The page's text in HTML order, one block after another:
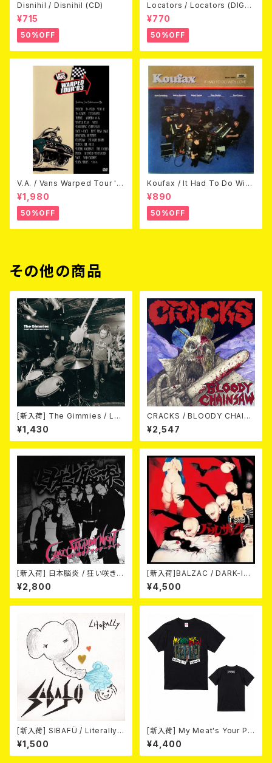
Disnihil / Disnihil (CD)
¥715
50%OFF
Locators / Locators (DIGPA
CK CD)
¥770
50%OFF
V.A. / Vans Warped Tour '0
3 (DVD)
¥1,980
50%OFF
Koufax / It Had To Do With
Love (CD)
¥890
50%OFF
その他の商品
[新入荷] The Gimmies / Los
t Last Recordings (7")
¥1,430
CRACKS / BLOODY CHAIN
SAW (CD)
¥2,547
[新入荷] 日本脳炎 / 狂い咲きサ
タデーナイト(CD)
¥2,800
[新入荷]BALZAC / DARK-IS
M -20th Anniversary Comp
ilation- (2CD)
¥4,500
[新入荷] SIBAFÜ / Literally
(7"EP)
¥1,500
[新入荷] My Meat's Your Po
ison -あんたにゃ毒でもオイラ
にゃ薬- / BLACK T-shirt (S
～XL)
¥4,400